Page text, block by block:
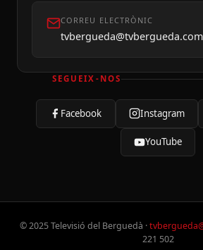
CORREU ELECTRÒNIC
tvbergueda@tvbergueda.com
SEGUEIX-NOS
Facebook Instagram
YouTube
© 2025 Televisió del Berguedà ·
221 502